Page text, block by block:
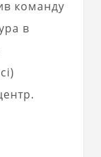
команду
в